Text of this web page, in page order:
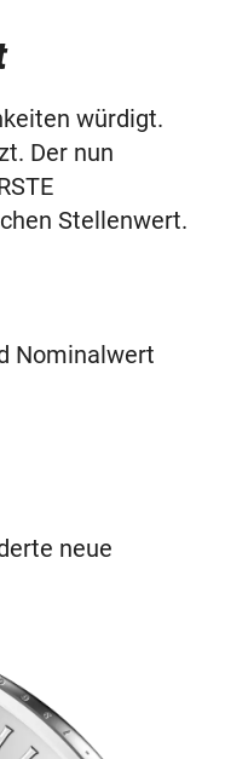
würdigt.
Der nun
Stellenwert.
Nominalwert
neue